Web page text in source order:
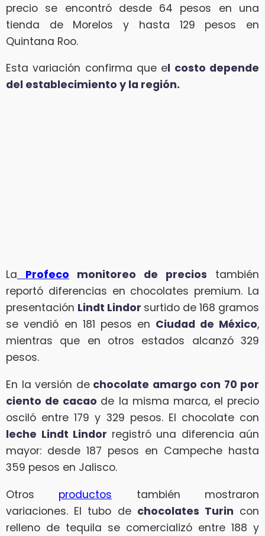
precio se encontró desde 64 pesos en una
tienda de Morelos y hasta 129 pesos en
Quintana Roo.
Esta variación confirma que el costo depende
del establecimiento y la región.
La Profeco monitoreo de precios también
reportó diferencias en chocolates premium. La
presentación Lindt Lindor surtido de 168 gramos
se vendió en 181 pesos en Ciudad de México,
mientras que en otros estados alcanzó 329
pesos.
En la versión dechocolate amargo con 70 por
ciento de cacao de la misma marca, el precio
osciló entre 179 y 329 pesos. El chocolate con
leche Lindt Lindor registró una diferencia aún
mayor: desde 187 pesos en Campeche hasta
359 pesos en Jalisco.
Otros productos también mostraron
variaciones. El tubo de chocolates Turin con
relleno de tequila se comercializó entre 188 y